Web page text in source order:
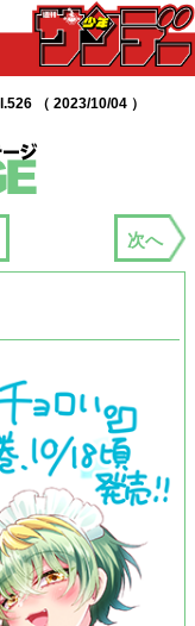
WEBサンデー
（ 2023/10/04 ）
次へ